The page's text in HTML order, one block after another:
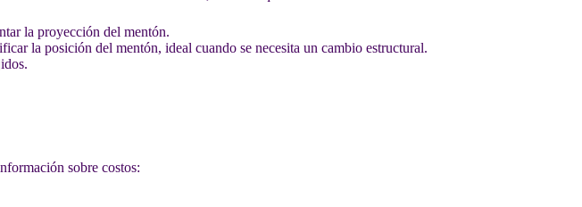
la proyección del mentón.
la posición del mentón, ideal cuando se necesita un cambio estructural.
sobre costos: